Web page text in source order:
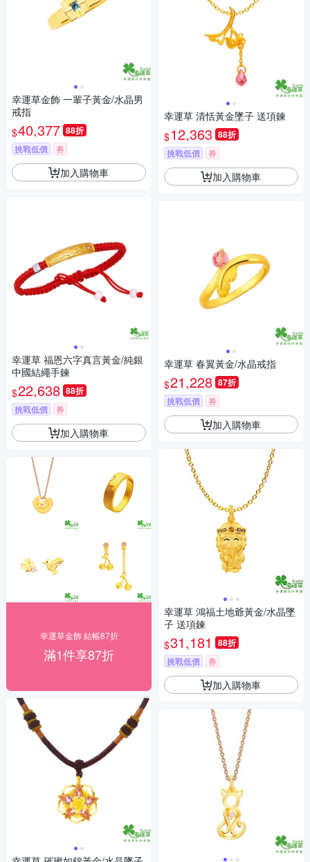
幸運草金飾 一輩子黃金/水晶男
戒指
$40,377 88折
挑戰低價 券
加入購物車
幸運草 福恩六字真言黃金/純銀
中國結繩手鍊
$22,638 88折
挑戰低價 券
加入購物車
幸運草金飾 結帳87折
滿1件享87折
幸運草 清恬黃金墜子 送項鍊
$12,363 88折
挑戰低價 券
加入購物車
幸運草 春翼黃金/水晶戒指
$21,228 87折
挑戰低價 券
加入購物車
幸運草 鴻福土地爺黃金/水晶墜
子 送項鍊
$31,181 88折
挑戰低價 券
加入購物車